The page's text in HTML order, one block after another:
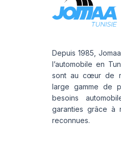
Depuis 1985,
l’automobile en
sont au cœur de
large gamme de
besoins
garanties grâce à
reconnues.